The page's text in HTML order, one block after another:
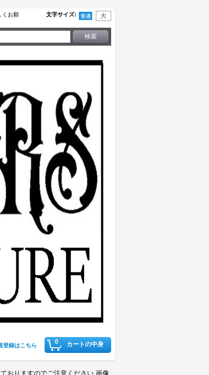
くお願
文字サイズ:
0 カートの中身
登録はこちら
おりますのでご注意ください 画像